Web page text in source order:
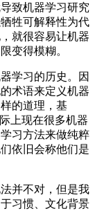
致机器学习研究
牲可解释性为代
就很容易让机器
变得模糊。
学习的历史。因
术语来定义机器
的道理，基
上现在很多机器
习方法来做纯粹
依旧会称他们是
并不对，但是我
习惯、文化背景